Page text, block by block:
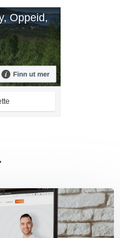
Oppeid,